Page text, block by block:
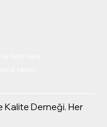
Kalite Derneği. Her